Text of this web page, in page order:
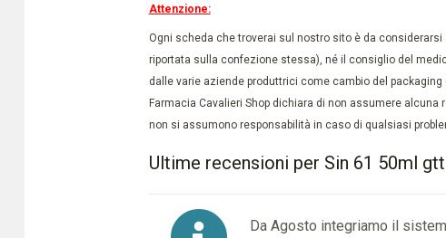
Attenzione:
Ogni scheda che troverai sul nostro sito è da
riportata sulla confezione stessa), né il consiglio del
dalle varie aziende produttrici come cambio del
Farmacia Cavalieri Shop dichiara di non assumere
non si assumono responsabilità in caso di qualsiasi
Ultime recensioni per Sin 61 50ml gtt
Da Agosto integriamo il